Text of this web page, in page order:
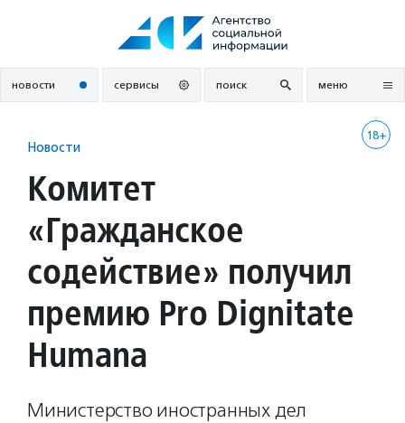
новости сервисы поиск меню
18+
Новости
Комитет
«Гражданское
содействие» получил
премию Pro Dignitate
Humana
Министерство иностранных дел